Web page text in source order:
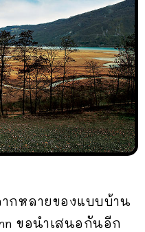
กหลายของแบบบ้าน
ขอนำเสนอกันอีก